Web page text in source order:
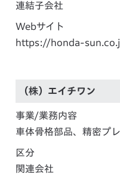
連結子会社
Webサイト
https://honda-
（株）エイチワン
事業/業務内容
車体骨格部品、精密プ
区分
関連会社